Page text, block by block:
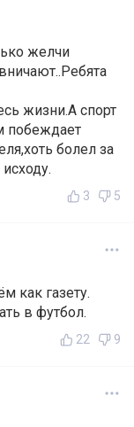
желчи
жизни.А спорт
побеждает
болел за
3 5
как газету.
в футбол.
22 9